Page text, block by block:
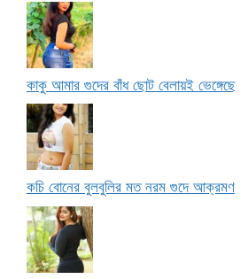
কাকু আমার গুদের বাঁধ ছোট বেলায়ই ভেঙ্গেছে
কচি বোনের বুলবুলির মত নরম গুদে আক্রমণ